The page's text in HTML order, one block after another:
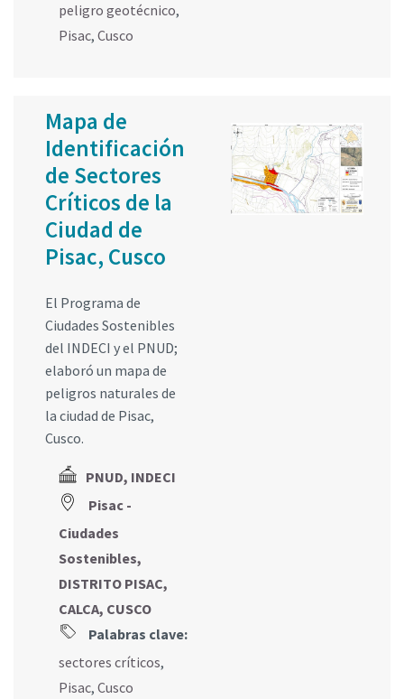
peligro geotécnico,
Pisac, Cusco
Mapa de
Identificación
de Sectores
Críticos de la
Ciudad de
Pisac, Cusco
El Programa de
Ciudades Sostenibles
del INDECI y el PNUD;
elaboró un mapa de
peligros naturales de
la ciudad de Pisac,
Cusco.
PNUD, INDECI
Pisac -
Ciudades
Sostenibles,
DISTRITO PISAC,
CALCA, CUSCO
Palabras clave:
sectores críticos,
Pisac, Cusco